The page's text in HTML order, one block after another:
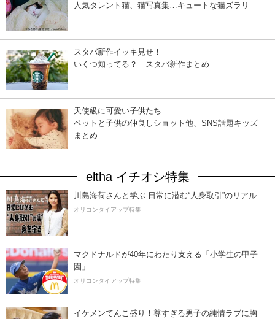
人気タレント猫、猫写真集…キュートな猫ズラリ
スタバ新作イッキ見せ！
いくつ知ってる？ スタバ新作まとめ
天使級に可愛い子供たち
ペットと子供の仲良しショット他、SNS話題キッズ
まとめ
eltha イチオシ特集
川島海荷さんと学ぶ 日常に潜む“人身取引”のリアル
オリコンタイアップ特集
マクドナルドが40年にわたり支える「小学生の甲子
園」
オリコンタイアップ特集
イケメンてんこ盛り！尊すぎる男子の純情ラブに胸